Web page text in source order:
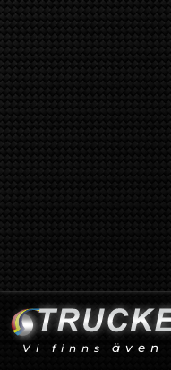
Vi finns även